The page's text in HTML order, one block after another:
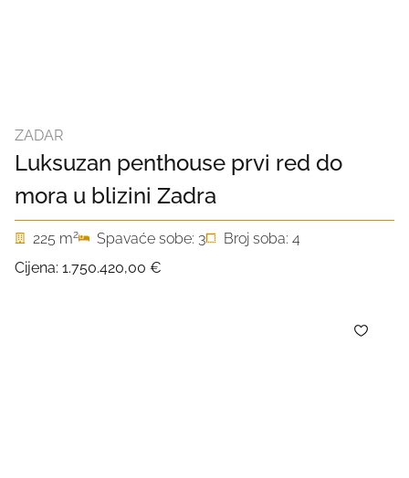
ZADAR
Luksuzan penthouse prvi red do
mora u blizini Zadra
225 m2 Spavaće sobe: 3
Broj soba: 4
Cijena: 1.750.420,00 €